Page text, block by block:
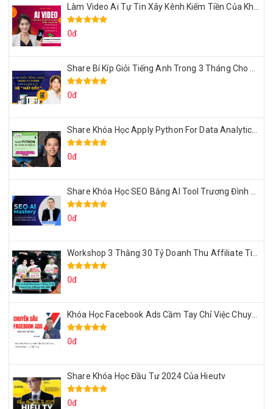
Làm Video Ai Tự Tin Xây Kênh Kiếm Tiền Của Khởi Nguyên MMO
0đ
Share Bí Kíp Giỏi Tiếng Anh Trong 3 Tháng Cho Người Học Hệ Mất Gốc
0đ
Share Khóa Học Apply Python For Data Analytics Của Mazhocdata
0đ
Share Khóa Học SEO Bằng AI Tool Trương Đình Nam
0đ
Workshop 3 Thằng 30 Tỷ Doanh Thu Affiliate Tiktok
0đ
Khóa Học Facebook Ads Cầm Tay Chỉ Việc Chuyên Sâu Lê Bá Tùng
0đ
Share Khóa Học Đầu Tư 2024 Của Hieutv
0đ